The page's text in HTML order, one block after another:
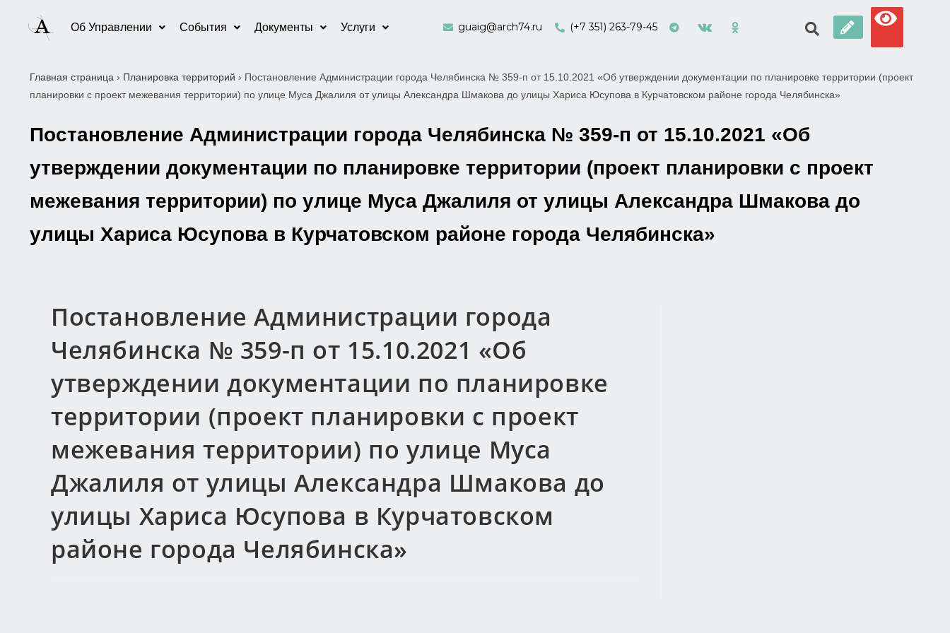
Об Управлении События Документы Услуги guaig@arch74.ru (+7 351) 263-79-45
Главная страница › Планировка территорий › Постановление Администрации города Челябинска № 359-п от 15.10.2021 «Об утверждении документации по планировке территории (проект
планировки с проект межевания территории) по улице Муса Джалиля от улицы Александра Шмакова до улицы Хариса Юсупова в Курчатовском районе города Челябинска»
Постановление Администрации города Челябинска № 359-п от 15.10.2021 «Об
утверждении документации по планировке территории (проект планировки с проект
межевания территории) по улице Муса Джалиля от улицы Александра Шмакова до
улицы Хариса Юсупова в Курчатовском районе города Челябинска»
Постановление Администрации города
Челябинска № 359-п от 15.10.2021 «Об
утверждении документации по планировке
территории (проект планировки с проект
межевания территории) по улице Муса
Джалиля от улицы Александра Шмакова до
улицы Хариса Юсупова в Курчатовском
районе города Челябинска»